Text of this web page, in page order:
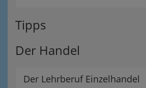
Tipps
Der Handel
Der Lehrberuf Einzelhandel